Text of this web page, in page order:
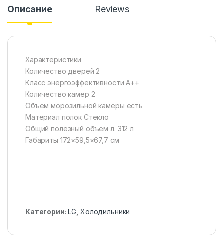
Описание Reviews
Характеристики
Количество дверей 2
Класс энергоэффективности A++
Количество камер 2
Объем морозильной камеры есть
Материал полок Стекло
Общий полезный объем л. 312 л
Габариты 172×59,5×67,7 см
Категории:LG Холодильники